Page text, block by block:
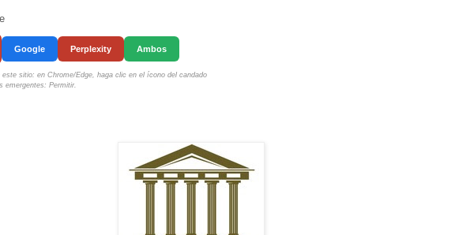
Google Perplexity Ambos
sitio: en Chrome/Edge, haga clic en el ícono del candado
emergentes: Permitir.